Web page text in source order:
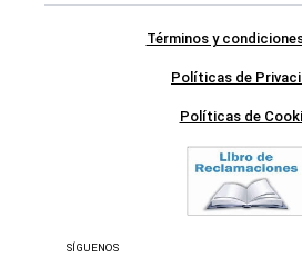
Términos y
Políticas de
Políticas de
SÍGUENOS